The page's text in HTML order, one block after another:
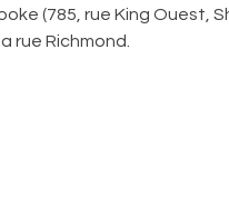
(785, rue King Ouest,
rue Richmond.